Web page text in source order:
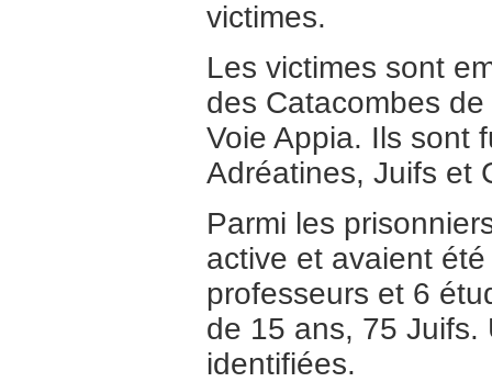
victimes.
Les victimes sont
des Catacombes
Voie Appia. Ils sont
Adréatines, Juifs et
Parmi les
active et avaient
professeurs et 6
de 15 ans, 75 Juifs.
identifiées.